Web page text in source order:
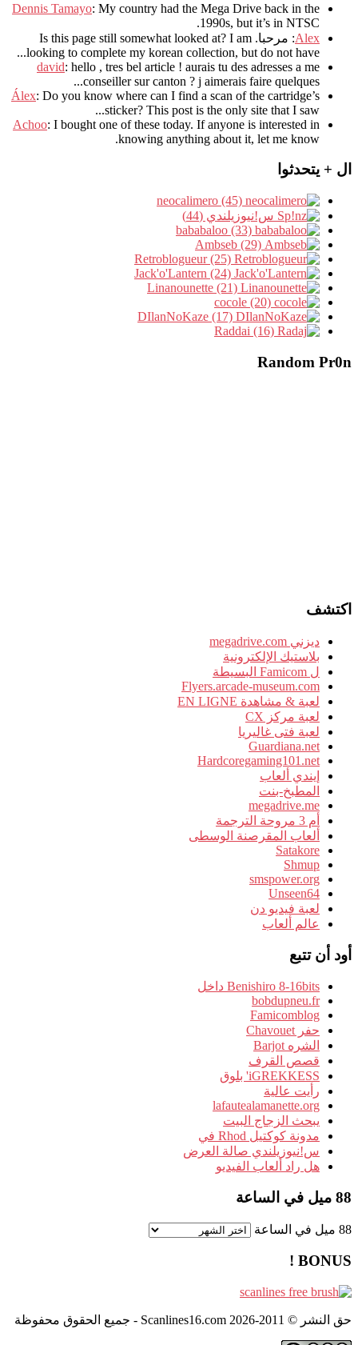
Dennis Tamayo: My country had the Mega Drive back in the
1990s, but it’s in NTSC
.
Alex: مرحبا. Is this page still somewhat looked at? I am
looking to complete my korean collection, but do not have..
.
david: hello , tres bel article ! aurais tu des adresses a me
conseiller sur canton ? j aimerais faire quelques..
.
Álex: Do you know where can I find a scan of the cartridge’s
sticker? This post is the only site that I saw...
Achoo: I bought one of these today. If anyone is interested in
knowing anything about it, let me know.
ال + يتحدثوا
س!نيوزيلندي (44)
Random Pr0n
اكتشف
ديزني megadrive.com
بلاستيك الإلكترونية
ل Famicom البسيطة
Flyers.arcade-museum.com
لعبة & مشاهدة EN LIGNE
لعبة مركز CX
لعبة فتى غاليريا
Guardiana.net
Hardcoregaming101.net
إيندي ألعاب
المطبخ-بنت
megadrive.me
أم 3 مروحة الترجمة
ألعاب المقرصنة الوسطى
Satakore
Shmup
smspower.org
Unseen64
لعبة فيديو دن
عالم ألعاب
أود أن تتبع
Benishiro 8-16bits داخل
bobdupneu.fr
Famicomblog
حفر Chavouet
الشره Barjot
قصص القرف
iGREKKESS' بلوق
رأيت عالية
lafautealamanette.org
يبحث الزجاج البيت
مدونة كوكتيل Rhod في
س!نيوزيلندي صالة العرض
هل راد ألعاب الفيديو
88 ميل في الساعة
88 ميل في الساعة
BONUS !
حق النشر © 2011-2026 Scanlines16.com - جميع الحقوق محفوظة